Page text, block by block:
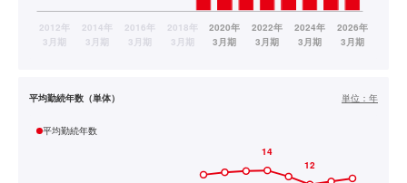
平均勤続年数（単体） 単位： 年
平均勤続年数